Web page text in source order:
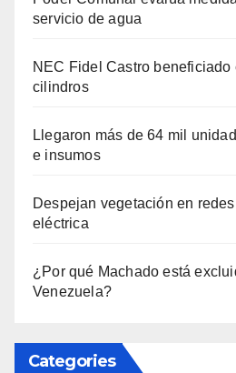
servicio de agua
NEC Fidel Castro beneficiado
cilindros
Llegaron más de 64 mil
e insumos
Despejan vegetación en
eléctrica
¿Por qué Machado está
Venezuela?
Categories